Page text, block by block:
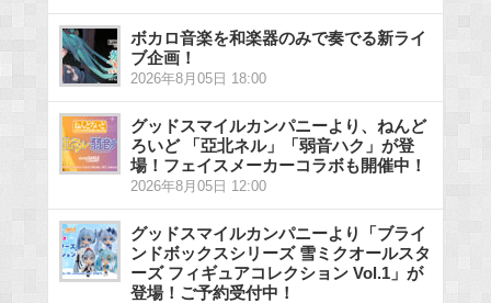
ボカロ音楽を和楽器のみで奏でる新ライ
ブ企画！
2026年8月05日 18:00
グッドスマイルカンパニーより、ねんど
ろいど 「亞北ネル」「弱音ハク」が登
場！フェイスメーカーコラボも開催中！
2026年8月05日 12:00
グッドスマイルカンパニーより「ブライ
ンドボックスシリーズ 雪ミクオールスタ
ーズ フィギュアコレクション Vol.1」が
登場！ご予約受付中！